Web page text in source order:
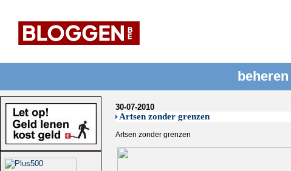
30-07-2010
Artsen zonder grenzen
Artsen zonder grenzen